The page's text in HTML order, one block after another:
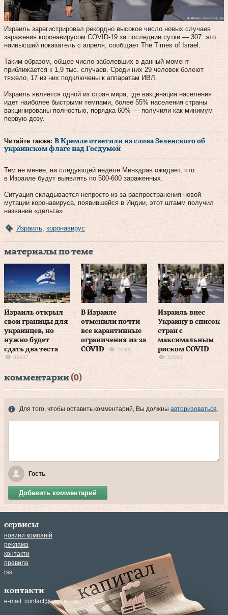
Израиль зарегистрировал рекордно высокое число новых случаев
заражения коронавирусом COVID-19 за последние сутки — 307: это
наивысший показатель с апреля, сообщает The Times of Israel.
Таким образом, общее число заболевших в данный момент
приближается к 1,9 тыс. случаев. Среди них 29 человек болеют
тяжело, 17 из них подключены к аппаратам ИВЛ.
Израиль является одной из стран мира, где вакцинация населения
идет наиболее быстрыми темпами, более 55% населения страны
вакцинированы полностью, порядка 60% — получили как минимум
первую дозу.
Читайте также: В Кремле ответили на слова Зеленского об
украинском флаге над Госдумой
Тем не менее, на следующей неделе Минздрав ожидает, что
в Израиле будут выявлять по 500-600 зараженных.
Ситуация складывается непросто из-за распространения новой
мутации коронавируса, появившейся в Индии, этот штамм получил
название «дельта».
Израиль коронавирус
материалы по теме
Израиль открыл
свои границы для
украинцев, но
нужно будет
сдать два теста
31627
В Израиле
отменили почти
все карантинные
ограничения из-за
COVID
21901
Израиль внес
Украину в список
стран с
максимальным
риском COVID
32593
комментарии (0)
Для того, чтобы оставить комментарий, Вы должны авторизоваться.
Гость
Добавить комментарий
сервисы
новини компаній
реклама
контакти
правила
rss
контакти
e-mail: contact@capital.ua